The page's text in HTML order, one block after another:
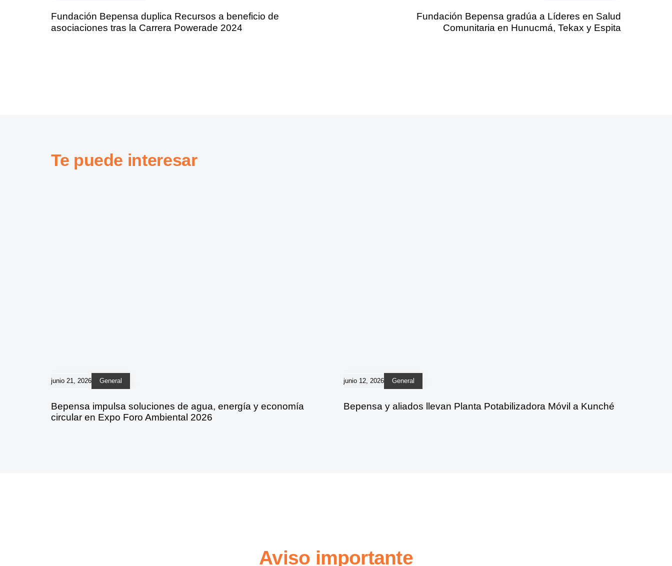
Fundación Bepensa duplica Recursos a beneficio de
asociaciones tras la Carrera Powerade 2024
Fundación Bepensa gradúa a Líderes en Salud
Comunitaria en Hunucmá, Tekax y Espita
Te puede interesar
junio 21, 2026 General
Bepensa impulsa soluciones de agua, energía y economía
circular en Expo Foro Ambiental 2026
junio 12, 2026 General
Bepensa y aliados llevan Planta Potabilizadora Móvil a Kunché
Aviso importante